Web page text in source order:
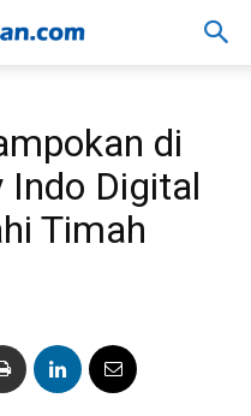
di
Indo Digital
Timah